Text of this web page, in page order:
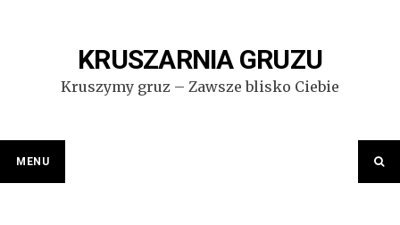
KRUSZARNIA GRUZU
Kruszymy gruz – Zawsze blisko Ciebie
MENU